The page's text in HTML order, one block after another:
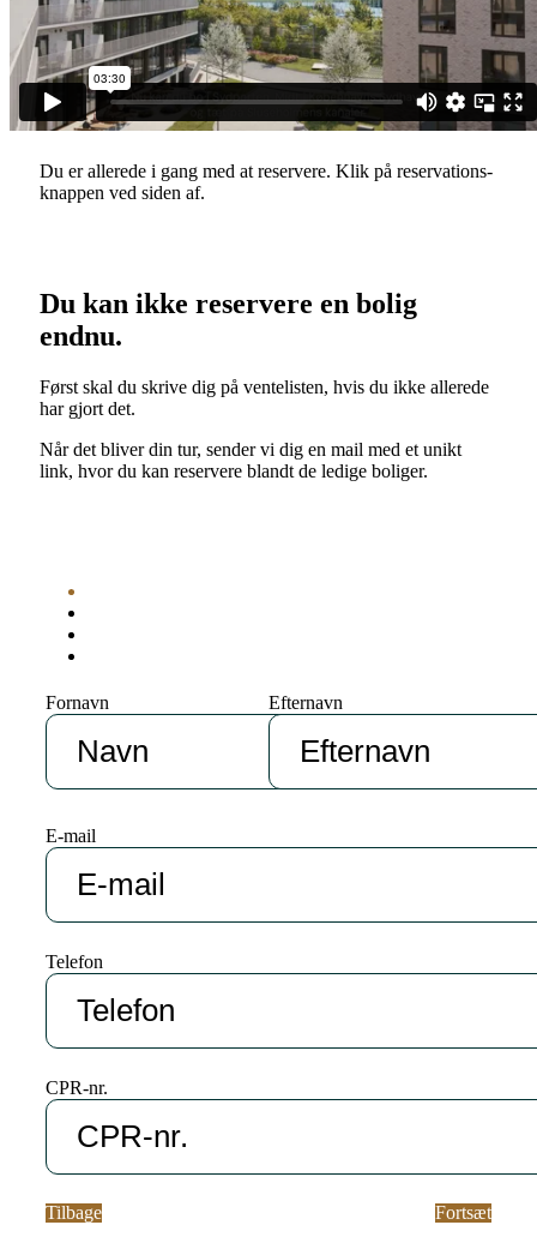
Du er allerede i gang med at reservere. Klik på reservations-
knappen ved siden af.
Du kan ikke reservere en bolig
endnu.
Først skal du skrive dig på ventelisten, hvis du ikke allerede
har gjort det.
Når det bliver din tur, sender vi dig en mail med et unikt
link, hvor du kan reservere blandt de ledige boliger.
Fornavn Efternavn
E-mail
Telefon
CPR-nr.
Tilbage Fortsæt